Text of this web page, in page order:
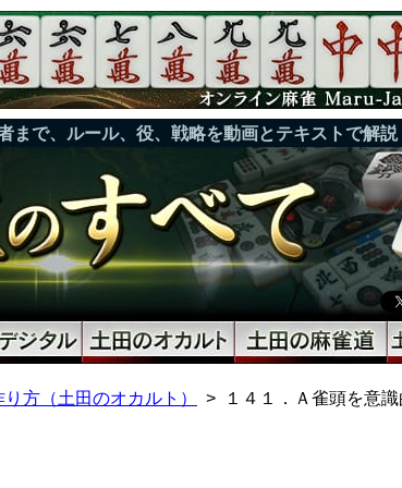
まで、ルール、役、戦略を動画とテキストで解説
り方（土田のオカルト） １４１．Ａ雀頭を意